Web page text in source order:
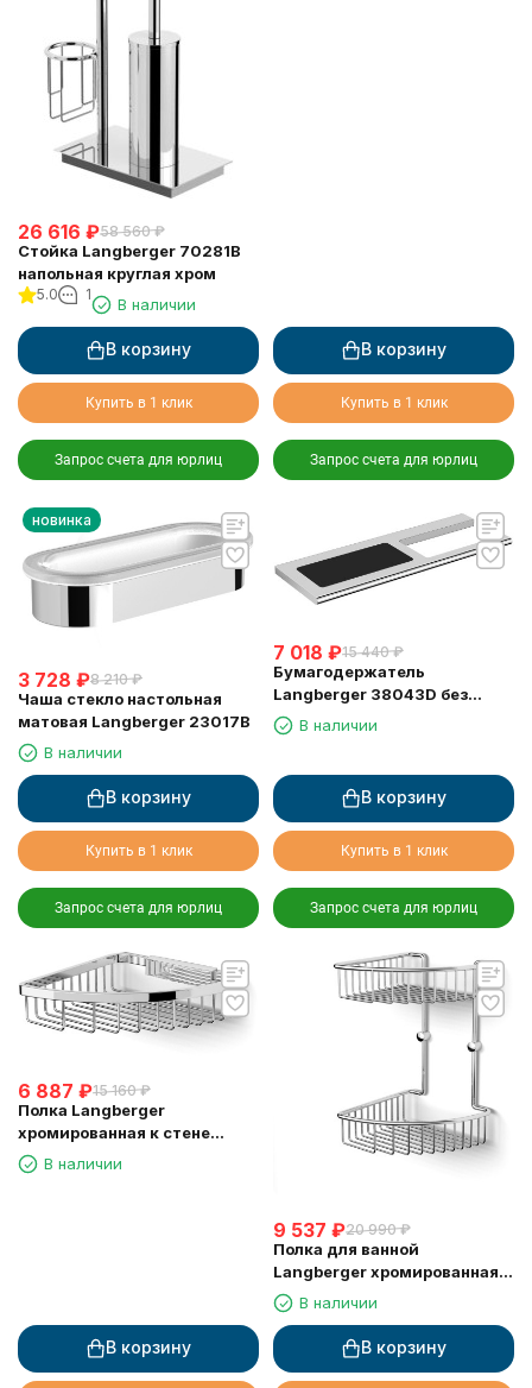
26 616 ₽58 560 ₽
Стойка Langberger 70281B
напольная круглая хром
5.0 1
В наличии
В корзину
Купить в 1 клик
Запрос счета для юрлиц
В корзину
Купить в 1 клик
Запрос счета для юрлиц
новинка
3 728 ₽8 210 ₽
Чаша стекло настольная
матовая Langberger 23017B
В наличии
В корзину
Купить в 1 клик
Запрос счета для юрлиц
7 018 ₽15 440 ₽
Бумагодержатель
Langberger 38043D без
крышки хром с полкой с
резиновым покрытием anti-
В наличии
В корзину
Купить в 1 клик
Запрос счета для юрлиц
6 887 ₽15 160 ₽
Полка Langberger
хромированная к стене
одноэтажная 72560
В наличии
В корзину
9 537 ₽20 990 ₽
Полка для ванной
Langberger хромированная к
стене 2-х этажная 10860I
В наличии
В корзину